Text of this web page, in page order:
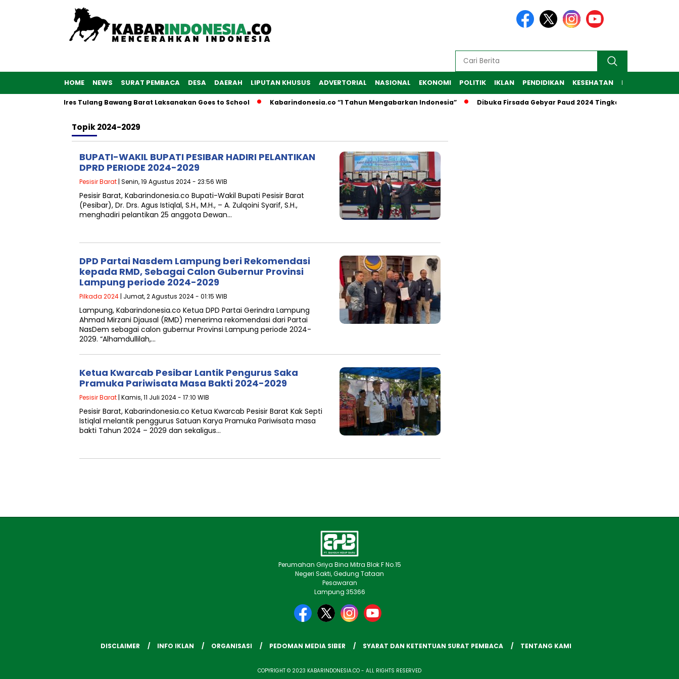
HOME NEWS SURAT PEMBACA DESA DAERAH LIPUTAN KHUSUS ADVERTORIAL NASIONAL EKONOMI POLITIK IKLAN PENDIDIKAN KESEHATAN RAGAM
76, Polwan Polres Tulang Bawang Barat Laksanakan Goes to School Kabarindonesia.co “1 Tahun Mengabarkan Indonesia” Dibuka Firsada Gebyar Paud 2024 Tingkat Kabupaten
Topik2024-2029
BUPATI-WAKIL BUPATI PESIBAR HADIRI PELANTIKAN
DPRD PERIODE 2024-2029
Pesisir Barat | Senin, 19 Agustus 2024 - 23:56 WIB
Pesisir Barat, Kabarindonesia.co Bupati-Wakil Bupati Pesisir Barat
(Pesibar), Dr. Drs. Agus Istiqlal, S.H., M.H., – A. Zulqoini Syarif, S.H.,
menghadiri pelantikan 25 anggota Dewan…
DPD Partai Nasdem Lampung beri Rekomendasi
kepada RMD, Sebagai Calon Gubernur Provinsi
Lampung periode 2024-2029
Pilkada 2024 | Jumat, 2 Agustus 2024 - 01:15 WIB
Lampung, Kabarindonesia.co Ketua DPD Partai Gerindra Lampung
Ahmad Mirzani Djausal (RMD) menerima rekomendasi dari Partai
NasDem sebagai calon gubernur Provinsi Lampung periode 2024-
2029. “Alhamdullilah,…
Ketua Kwarcab Pesibar Lantik Pengurus Saka
Pramuka Pariwisata Masa Bakti 2024-2029
Pesisir Barat | Kamis, 11 Juli 2024 - 17:10 WIB
Pesisir Barat, Kabarindonesia.co Ketua Kwarcab Pesisir Barat Kak Septi
Istiqlal melantik penggurus Satuan Karya Pramuka Pariwisata masa
bakti Tahun 2024 – 2029 dan sekaligus…
Perumahan Griya Bina Mitra Blok F No.15
Negeri Sakti, Gedung Tataan
Pesawaran
Lampung 35366
DISCLAIMER INFO IKLAN ORGANISASI PEDOMAN MEDIA SIBER SYARAT DAN KETENTUAN SURAT PEMBACA TENTANG KAMI
COPYRIGHT © 2023 KABARINDONESIA.CO - ALL RIGHTS RESERVED